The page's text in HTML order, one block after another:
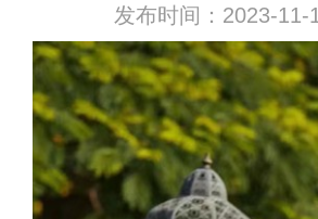
发布时间：2023-